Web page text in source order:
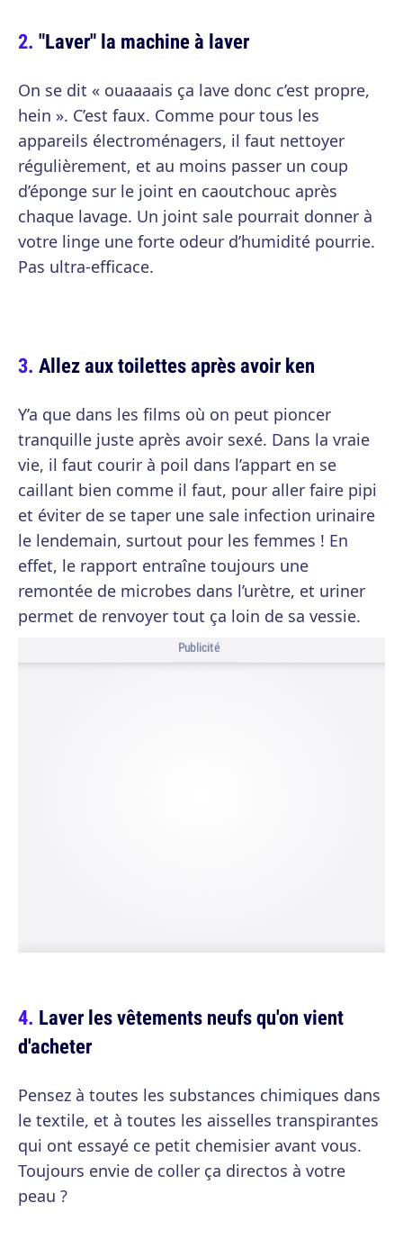
"Laver" la machine à laver
On se dit « ouaaaais ça lave donc c’est propre,
hein ». C’est faux. Comme pour tous les
appareils électroménagers, il faut nettoyer
régulièrement, et au moins passer un coup
d’éponge sur le joint en caoutchouc après
chaque lavage. Un joint sale pourrait donner à
votre linge une forte odeur d’humidité pourrie.
Pas ultra-efficace.
Allez aux toilettes après avoir ken
Y’a que dans les films où on peut pioncer
tranquille juste après avoir sexé. Dans la vraie
vie, il faut courir à poil dans l’appart en se
caillant bien comme il faut, pour aller faire pipi
et éviter de se taper une sale infection urinaire
le lendemain, surtout pour les femmes ! En
effet, le rapport entraîne toujours une
remontée de microbes dans l’urètre, et uriner
permet de renvoyer tout ça loin de sa vessie.
Publicité
Laver les vêtements neufs qu'on vient
d'acheter
Pensez à toutes les substances chimiques dans
le textile, et à toutes les aisselles transpirantes
qui ont essayé ce petit chemisier avant vous.
Toujours envie de coller ça directos à votre
peau ?